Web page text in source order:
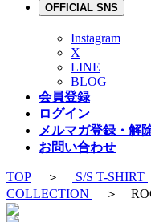
OFFICIAL SNS
Instagram
X
LINE
BLOG
会員登録
ログイン
メルマガ登録・解
お問い合わせ
TOP＞ S/S T-SHIRT
COLLECTION
＞